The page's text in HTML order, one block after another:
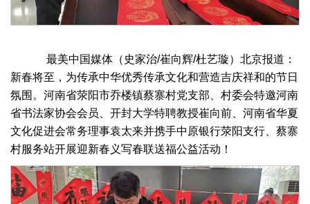
最美中国媒体（史家治/崔向辉/杜艺璇）北京报道：
新春将至，为传承中华优秀传承文化和营造吉庆祥和的节日
氛围。河南省荥阳市乔楼镇蔡寨村党支部、村委会特邀河南
省书法家协会会员、开封大学特聘教授崔向前、河南省华夏
文化促进会常务理事袁太来并携手中原银行荥阳支行、蔡寨
村服务站开展迎新春义写春联送福公益活动！